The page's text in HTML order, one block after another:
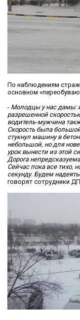
По наблюдениям
основном
- Молодцы у нас дамы:
разрешенной
водитель-мужчина
Скорость была
стукнул машину в
небольшой, но для
урок вынести из этой
Дорога
Сейчас пока все тихо,
секунду. Будем
говорят сотрудники